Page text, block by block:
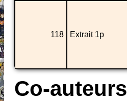
118 Extrait 1p
Co-auteurs